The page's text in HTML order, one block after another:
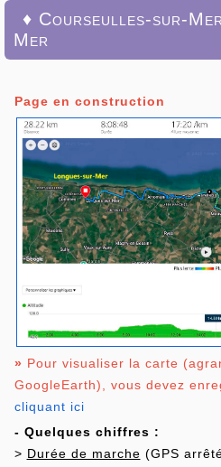
♦ Courseulles-sur-
Mer
Page en construction
» Pour visualiser la carte
GoogleEarth), vous devez
cliquant ici
- Quelques chiffres :
> Durée de marche (GPS